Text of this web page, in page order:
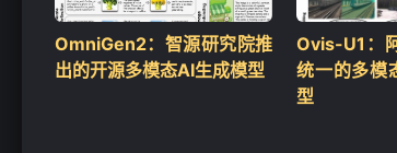
OmniGen2：智源研究院推
出的开源多模态AI生成模型
Ovis-U1：
统一的多模
型